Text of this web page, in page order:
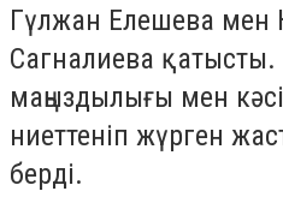
Гүлжан Елешева мен
Сагналиева қатысты.
маңыздылығы мен
ниеттеніп жүрген
берді.